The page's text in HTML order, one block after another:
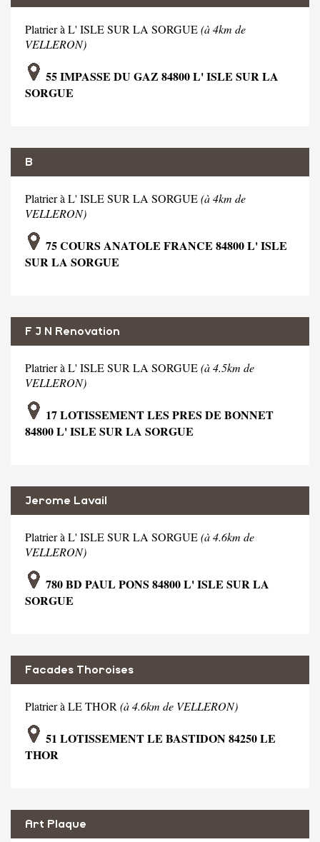
Platrier à L' ISLE SUR LA SORGUE(à 4km de
VELLERON)
55 IMPASSE DU GAZ 84800 L' ISLE SUR LA
SORGUE
B
Platrier à L' ISLE SUR LA SORGUE(à 4km de
VELLERON)
75 COURS ANATOLE FRANCE 84800 L' ISLE
SUR LA SORGUE
F J N Renovation
Platrier à L' ISLE SUR LA SORGUE(à 4.5km de
VELLERON)
17 LOTISSEMENT LES PRES DE BONNET
84800 L' ISLE SUR LA SORGUE
Jerome Lavail
Platrier à L' ISLE SUR LA SORGUE(à 4.6km de
VELLERON)
780 BD PAUL PONS 84800 L' ISLE SUR LA
SORGUE
Facades Thoroises
Platrier à LE THOR (à 4.6km de VELLERON)
51 LOTISSEMENT LE BASTIDON 84250 LE
THOR
Art Plaque